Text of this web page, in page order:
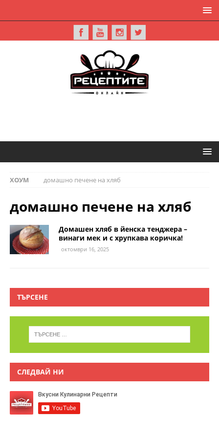
ХОУМ домашно печене на хляб
домашно печене на хляб
Домашен хляб в йенска тенджера –
винаги мек и с хрупкава коричка!
октомври 16, 2025
ТЪРСЕНЕ
СЛЕДВАЙ НИ